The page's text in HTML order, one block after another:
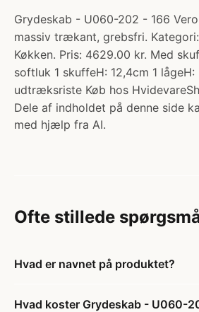
Grydeskab - U060-202 - 166
massiv trækant, grebsfri.
Køkken. Pris: 4629.00 kr. Med
softluk 1 skuffeH: 12,4cm 1 lågeH:
udtræksriste Køb hos
Dele af indholdet på denne side
med hjælp fra AI.
Ofte stillede
Hvad er navnet på produktet?
Hvad koster Grydeskab - U060-